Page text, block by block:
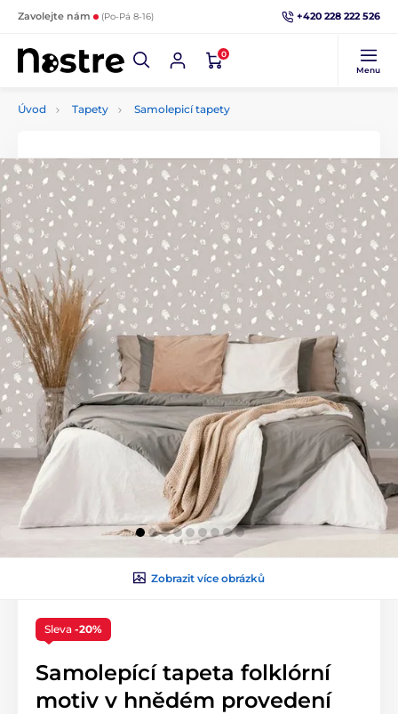
Zavolejte nám (Po-Pá 8-16) +420 228 222 526
0
Menu
Úvod Tapety Samolepicí tapety
Zobrazit více obrázků
Sleva -20%
Samolepící tapeta folklórní
motiv v hnědém provedení